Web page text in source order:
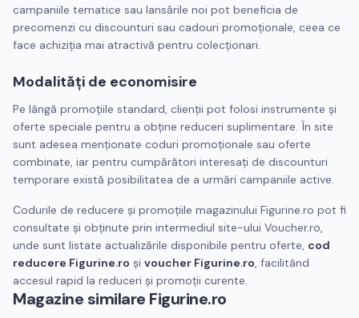
campaniile tematice sau lansările noi pot beneficia de
precomenzi cu discounturi sau cadouri promoționale, ceea ce
face achiziția mai atractivă pentru colecționari.
Modalități de economisire
Pe lângă promoțiile standard, clienții pot folosi instrumente și
oferte speciale pentru a obține reduceri suplimentare. În site
sunt adesea menționate coduri promoționale sau oferte
combinate, iar pentru cumpărători interesați de discounturi
temporare există posibilitatea de a urmări campaniile active.
Codurile de reducere și promoțiile magazinului Figurine.ro pot fi
consultate și obținute prin intermediul site-ului Voucher.ro,
unde sunt listate actualizările disponibile pentru oferte, cod
reducere Figurine.ro și voucher Figurine.ro, facilitând
accesul rapid la reduceri și promoții curente.
Magazine similare Figurine.ro